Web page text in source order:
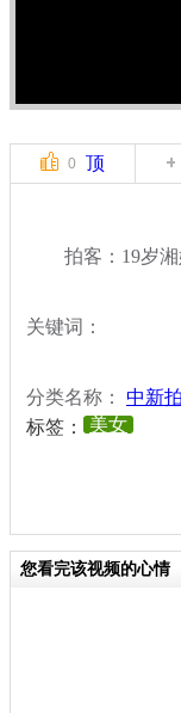
0 顶
拍客：19岁湘
关键词：
分类名称： 中新
标签：
美女
您看完该视频的心情